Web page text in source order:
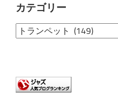
カテゴリー
カ
リ
ー